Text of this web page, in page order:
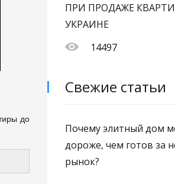
до
ПРИ ПРОДАЖЕ
УКРАИНЕ
14497
Свежие статьи
Почему элитный дом
дороже, чем готов за
рынок?